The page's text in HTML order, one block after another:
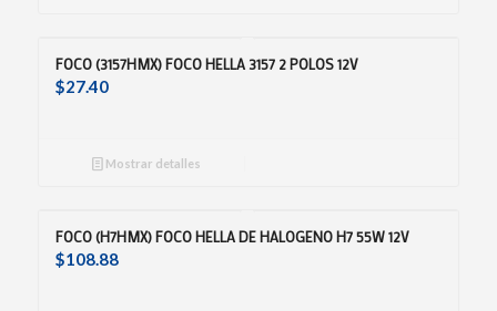
FOCO (3157HMX) FOCO HELLA 3157 2 POLOS 12V
$27.40
Mostrar detalles
FOCO (H7HMX) FOCO HELLA DE HALOGENO H7 55W 12V
$108.88